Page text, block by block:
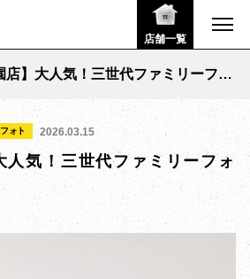
店舗一覧
店】大人気！三世代ファミリーフォ
ォト 2026.03.15
人気！三世代ファミリーフォ